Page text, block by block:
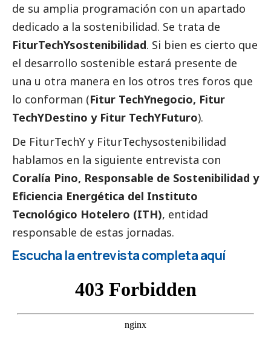
de su amplia programación con un apartado
dedicado a la sostenibilidad. Se trata de
FiturTechYsostenibilidad. Si bien es cierto que
el desarrollo sostenible estará presente de
una u otra manera en los otros tres foros que
lo conforman (Fitur TechYnegocio, Fitur
TechYDestino y Fitur TechYFuturo).
De FiturTechY y FiturTechysostenibilidad
hablamos en la siguiente entrevista con
Coralía Pino, Responsable de Sostenibilidad y
Eficiencia Energética del Instituto
Tecnológico Hotelero (ITH), entidad
responsable de estas jornadas.
Escucha la entrevista completa aquí